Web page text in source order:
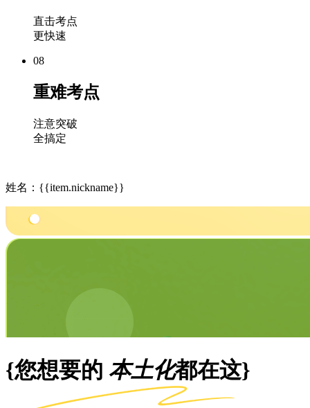
直击考点
更快速
08
重难考点
注意突破
全搞定
姓名：{{item.nickname}}
{您想要的 本土化都在这}